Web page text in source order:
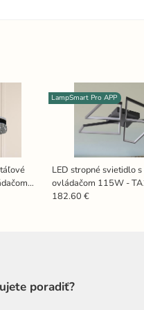
LED stropné svietidlo
ovládačom 115W -
LampSmart Pro APP
182.60 €
poradiť?